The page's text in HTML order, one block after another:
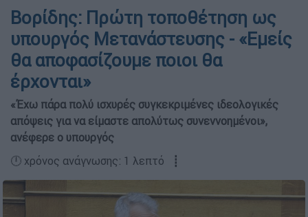
Βορίδης: Πρώτη τοποθέτηση ως
υπουργός Μετανάστευσης - «Εμείς
θα αποφασίζουμε ποιοι θα
έρχονται»
«Έχω πάρα πολύ ισχυρές συγκεκριμένες ιδεολογικές
απόψεις για να είμαστε απολύτως συνεννοημένοι»,
ανέφερε ο υπουργός
🕛 χρόνος ανάγνωσης: 1 λεπτό ┋